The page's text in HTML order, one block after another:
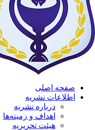
صفحه اصلی
اطلاعات نشریه
درباره نشریه
اهداف و زمینه‌ها
هیئت تحریریه